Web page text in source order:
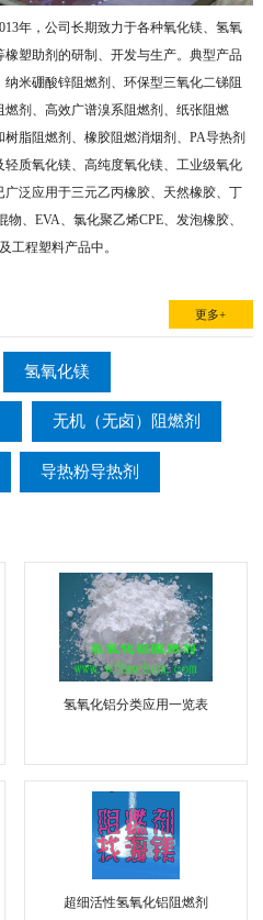
年，公司长期致力于各种氧化镁、氢氧
塑助剂的研制、开发与生产。典型产品
米硼酸锌阻燃剂、环保型三氧化二锑阻
剂、高效广谱溴系阻燃剂、纸张阻燃
脂阻燃剂、橡胶阻燃消烟剂、PA导热剂
质氧化镁、高纯度氧化镁、工业级氧化
泛应用于三元乙丙橡胶、天然橡胶、丁
、EVA、氯化聚乙烯CPE、发泡橡胶、
工程塑料产品中。
更多+
氢氧化镁
无机（无卤）阻燃剂
导热粉导热剂
氢氧化铝分类应用一览表
超细活性氢氧化铝阻燃剂